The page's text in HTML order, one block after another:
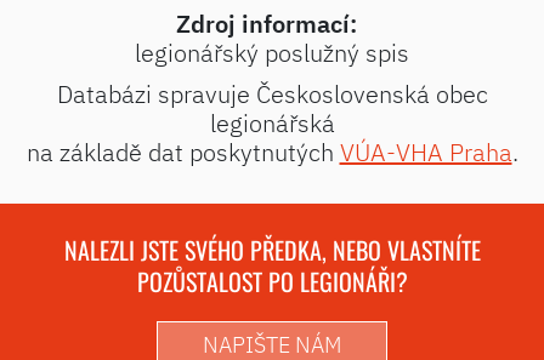
Zdroj informací:
legionářský poslužný spis
Databázi spravuje Československá obec
legionářská
na základě dat poskytnutých VÚA-VHA Praha.
NALEZLI JSTE SVÉHO PŘEDKA, NEBO VLASTNÍTE
POZŮSTALOST PO LEGIONÁŘI?
NAPIŠTE NÁM